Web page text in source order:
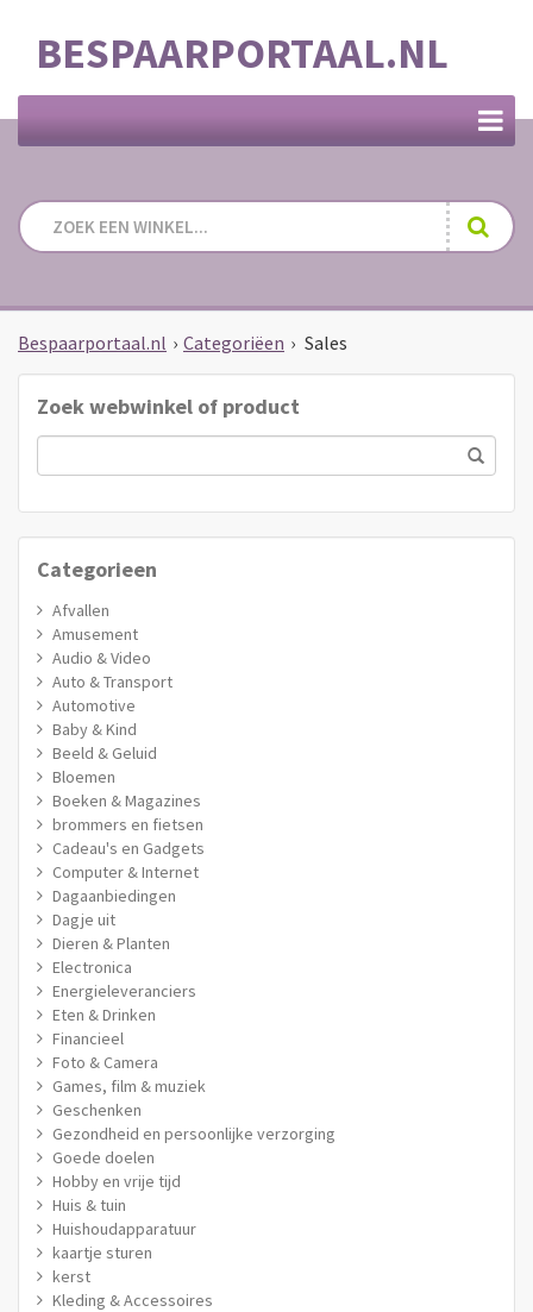
BESPAARPORTAAL.NL
Bespaarportaal.nl › Categoriëen › Sales
Zoek webwinkel of product
Categorieen
Afvallen
Amusement
Audio & Video
Auto & Transport
Automotive
Baby & Kind
Beeld & Geluid
Bloemen
Boeken & Magazines
brommers en fietsen
Cadeau's en Gadgets
Computer & Internet
Dagaanbiedingen
Dagje uit
Dieren & Planten
Electronica
Energieleveranciers
Eten & Drinken
Financieel
Foto & Camera
Games, film & muziek
Geschenken
Gezondheid en persoonlijke verzorging
Goede doelen
Hobby en vrije tijd
Huis & tuin
Huishoudapparatuur
kaartje sturen
kerst
Kleding & Accessoires